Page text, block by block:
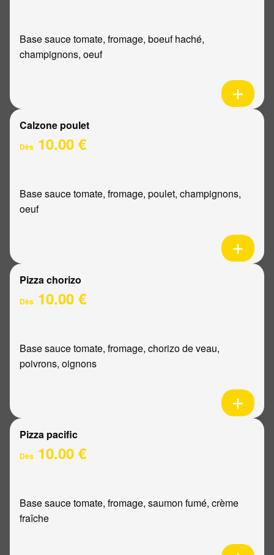
Base sauce tomate, fromage, boeuf haché,
champignons, oeuf
Calzone poulet
Dès 10.00 €
Base sauce tomate, fromage, poulet, champignons,
oeuf
Pizza chorizo
Dès 10.00 €
Base sauce tomate, fromage, chorizo de veau,
poivrons, oignons
Pizza pacific
Dès 10.00 €
Base sauce tomate, fromage, saumon fumé, crème
fraîche